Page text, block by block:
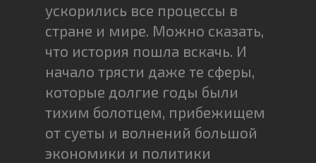
ускорились все процессы в
стране и мире. Можно сказать,
что история пошла вскачь. И
начало трясти даже те сферы,
которые долгие годы были
тихим болотцем, прибежищем
от суеты и волнений большой
экономики и политики